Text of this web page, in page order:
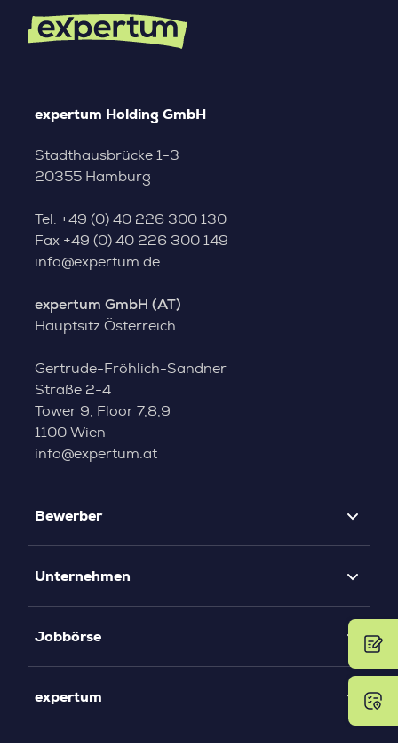
expertum Holding GmbH
Stadthausbrücke 1-3
20355 Hamburg
Tel. +49 (0) 40 226 300 130
Fax +49 (0) 40 226 300 149
info@expertum.de
expertum GmbH (AT)
Hauptsitz Österreich
Gertrude-Fröhlich-Sandner
Straße 2-4
Tower 9, Floor 7,8,9
1100 Wien
info@expertum.at
Bewerber
Unternehmen
Jobbörse
expertum